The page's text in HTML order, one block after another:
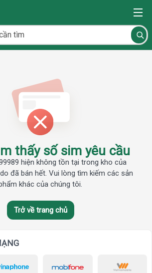
thấy số sim yêu cầu
hiện không tồn tại trong kho của
đã bán hết. Vui lòng tìm kiếm các sản
khác của chúng tôi.
Trở về trang chủ